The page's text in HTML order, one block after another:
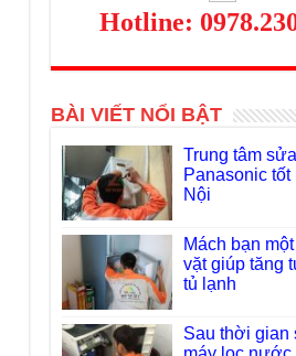
Hotline:
BÀI VIẾT NỔI BẬT
Trung tâm
Panasonic tốt
Nội
Mách bạn
vặt giúp tăng
tủ lạnh
Sau thời gian